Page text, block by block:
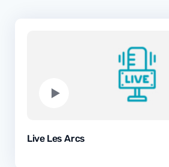
Live Les Arcs